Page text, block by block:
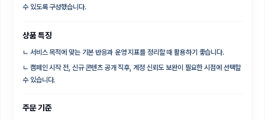
수 있도록 구성했습니다.
상품 특징
ㄴ 서비스 목적에 맞는 기본 반응과 운영 지표를 정리할 때 활용하기 좋습니다.
ㄴ 캠페인 시작 전, 신규 콘텐츠 공개 직후, 계정 신뢰도 보완이 필요한 시점에 선택할
수 있습니다.
주문 기준